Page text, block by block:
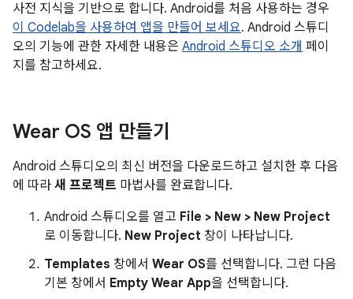
사전 지식을 기반으로 합니다. Android를 처음 사용하는 경우
이 Codelab을 사용하여 앱을 만들어 보세요. Android 스튜디
오의 기능에 관한 자세한 내용은 Android 스튜디오 소개 페이
지를 참고하세요.
Wear OS 앱 만들기
Android 스튜디오의 최신 버전을 다운로드하고 설치한 후 다음
에 따라 새 프로젝트 마법사를 완료합니다.
Android 스튜디오를 열고 File > New > New Project
로 이동합니다. New Project 창이 나타납니다.
Templates 창에서 Wear OS를 선택합니다. 그런 다음
기본 창에서 Empty Wear App을 선택합니다.